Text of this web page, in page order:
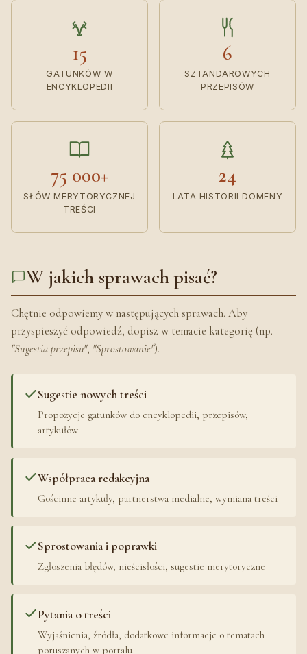
15
GATUNKÓW W
ENCYKLOPEDII
6
SZTANDAROWYCH
PRZEPISÓW
75 000+
SŁÓW MERYTORYCZNEJ
TREŚCI
24
LATA HISTORII DOMENY
W jakich sprawach pisać?
Chętnie odpowiemy w następujących sprawach. Aby
przyspieszyć odpowiedź, dopisz w temacie kategorię (np.
"Sugestia przepisu", "Sprostowanie").
Sugestie nowych treści
Propozycje gatunków do encyklopedii, przepisów,
artykułów
Współpraca redakcyjna
Gościnne artykuły, partnerstwa medialne, wymiana treści
Sprostowania i poprawki
Zgłoszenia błędów, nieścisłości, sugestie merytoryczne
Pytania o treści
Wyjaśnienia, źródła, dodatkowe informacje o tematach
poruszanych w portalu